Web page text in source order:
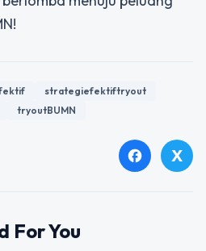
strategiefektiftryout
tryoutBUMN
facebook X
For You